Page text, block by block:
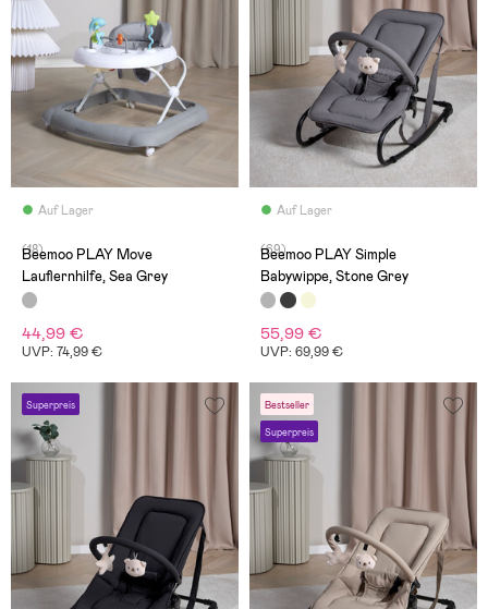
Auf Lager
(18)
Beemoo PLAY Move
Lauflernhilfe, Sea Grey
44,99 €
UVP: 74,99 €
Auf Lager
(69)
Beemoo PLAY Simple
Babywippe, Stone Grey
55,99 €
UVP: 69,99 €
Superpreis Bestseller
Superpreis